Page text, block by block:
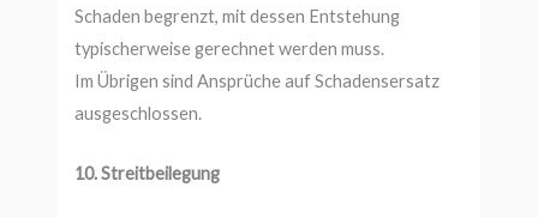
Schaden begrenzt, mit dessen Entstehung
typischerweise gerechnet werden muss.
Im Übrigen sind Ansprüche auf Schadensersatz
ausgeschlossen.
10. Streitbeilegung